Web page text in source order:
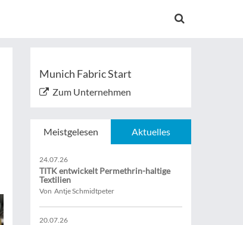
Munich Fabric Start
Zum Unternehmen
Meistgelesen Aktuelles
24.07.26
TITK entwickelt Permethrin-haltige
Textilien
Von Antje Schmidtpeter
20.07.26